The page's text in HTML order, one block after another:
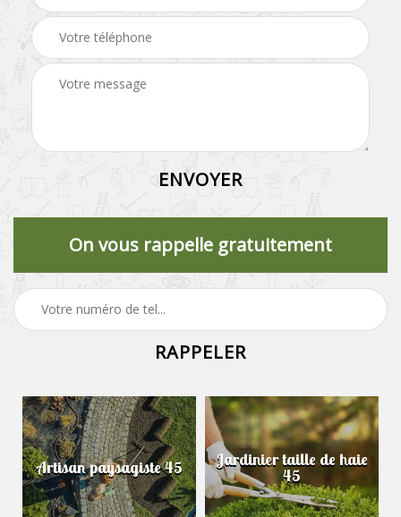
On vous rappelle gratuitement
Artisan paysagiste 45 Jardinier taille de haie
45